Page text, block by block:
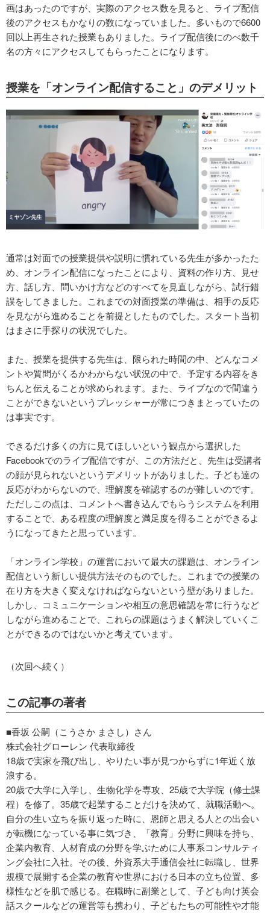
画はあったのですが、実際のアクセス数を見ると、ライブ配信
後のアクセスもかなりの数になっていました。多いもので6600
回以上再生された授業もありました。ライブ配信後にのべ数千
名の方々にアクセスしてもらったことになります。
授業を「オンライン配信すること」のデメリット
通常は対面での授業提供や説明に慣れている先生が多かったた
め、オンライン配信になったことにより、資料の作り方、見せ
方、話し方、問いかけ方などのすべてを見直しながら、試行錯
誤をしてきました。これまでの対面授業の準備は、相手の反応
を見ながら進めることを前提としたものでした。スタート当初
はまさに手探りの状況でした。
また、授業を提供する先生は、限られた時間の中、どんなコメ
ントや質問がくるかわからない状況の中で、予定する内容をき
ちんと伝えることが求められます。また、ライブなので間違う
ことができないというプレッシャーが常につきまとっていたの
は事実です。
できるだけ多くの方に見てほしいという観点から選択した
Facebookでのライブ配信ですが、この方法だと、先生は受講者
の顔が見られないというデメリットがありました。子ども達の
反応がわからないので、理解度を確認するのが難しいのです。
ただしこの点は、コメントへ書き込んでもらうシステムを利用
することで、ある程度の理解度と満足度を得ることができるよ
うになってきたと思っています。
「オンライン学校」の運営において最大の課題は、オンライン
配信という新しい提供方法そのものでした。これまでの授業の
在り方を大きく変えなければならないという壁がありました。
しかし、コミュニケーションや相互の意思確認を常に行うなど
しながら進めることで、これらの課題はうまく解決していくこ
とができるのではないかと考えています。
（次回へ続く）
この記事の著者
■香坂 公嗣（こうさか まさし）さん
株式会社グローレン 代表取締役
18歳で実家を飛び出し、やりたい事が見つからずに1年近く放
浪する。
20歳で大学に入学し、生物化学を専攻、25歳で大学院（修士課
程）を修了。35歳で起業することだけを決めて、就職活動へ。
自分の生い立ちを振り返った時に、恩師と思える人との出会い
が転機になっている事に気づき、「教育」分野に興味を持ち、
企業内教育、人材育成の分野を学ぶために人事系コンサルティ
ング会社に入社。その後、外資系大手通信会社に転職し、世界
規模で展開する企業の教育や世界における日本の立ち位置、多
様性などを肌で感じる。在職時に副業として、子ども向け英会
話スクールなどの運営等も携わり、子どもたちの可能性や才能